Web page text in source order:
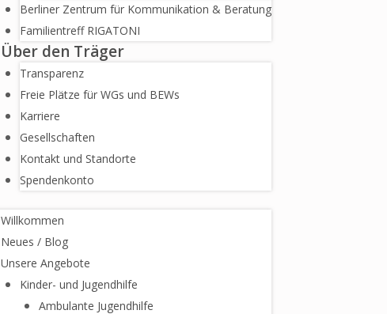
Berliner Zentrum für Kommunikation & Beratung
Familientreff RIGATONI
Über den Träger
Transparenz
Freie Plätze für WGs und BEWs
Karriere
Gesellschaften
Kontakt und Standorte
Spendenkonto
Willkommen
Neues / Blog
Unsere Angebote
Kinder- und Jugendhilfe
Ambulante Jugendhilfe